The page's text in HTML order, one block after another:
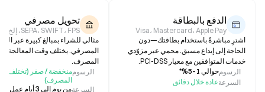
الدفع بالبطاقة
Visa، Mastercard، Apple Pay
اشترِ مباشرةً باستخدام بطاقتك—دون
الحاجة إلى إيداع مسبق. محمي عبر مزوّدي
خدمات المتوافقين مع معيار PCI-DSS.
الرسومحوالي 1–5%*
السرعةعادة خلال دقائق
تحويل مصرفي
SEPA، SWIFT، FPS، إلخ.
مثالي للشراء بمبالغ كبيرة عبر
المصرفي. يختلف وقت المعالجة
المصرف.
الرسوممنخفضة / صفر (تختلف
المصرف)
السرعةمن يوم إلى 3 أيام عمل (يختلف)